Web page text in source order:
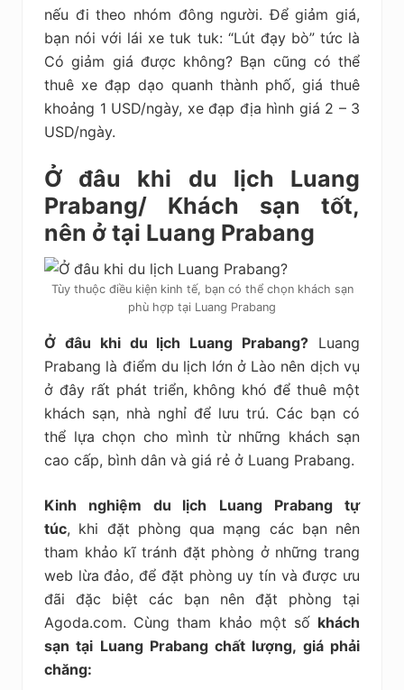
nếu đi theo nhóm đông người. Để giảm giá,
bạn nói với lái xe tuk tuk: “Lút đạy bò” tức là
Có giảm giá được không? Bạn cũng có thể
thuê xe đạp dạo quanh thành phố, giá thuê
khoảng 1 USD/ngày, xe đạp địa hình giá 2 – 3
USD/ngày.
Ở đâu khi du lịch Luang
Prabang/ Khách sạn tốt,
nên ở tại Luang Prabang
Tùy thuộc điều kiện kinh tế, bạn có thể chọn khách sạn
phù hợp tại Luang Prabang
Ở đâu khi du lịch Luang Prabang? Luang
Prabang là điểm du lịch lớn ở Lào nên dịch vụ
ở đây rất phát triển, không khó để thuê một
khách sạn, nhà nghỉ để lưu trú. Các bạn có
thể lựa chọn cho mình từ những khách sạn
cao cấp, bình dân và giá rẻ ở Luang Prabang.
Kinh nghiệm du lịch
Luang Prabang tự
túc, khi đặt phòng qua mạng các bạn nên
tham khảo kĩ tránh đặt phòng ở những trang
web lừa đảo, để đặt phòng uy tín và được ưu
đãi đặc biệt các bạn nên đặt phòng tại
Agoda.com. Cùng tham khảo một số khách
sạn tại Luang Prabang chất lượng, giá phải
chăng: